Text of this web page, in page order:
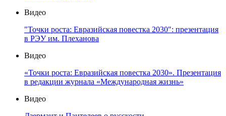
Видео
"Точки роста: Евразийская повестка 2030": презентация
в РЭУ им. Плеханова
Видео
«Точки роста: Евразийская повестка 2030». Презентация
в редакции журнала «Международная жизнь»
Видео